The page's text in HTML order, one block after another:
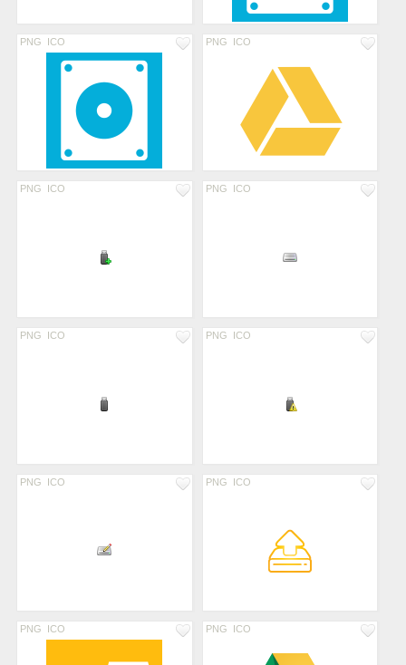
PNG ICO PNG ICO
PNG ICO PNG ICO
PNG ICO PNG ICO
PNG ICO PNG ICO
PNG ICO PNG ICO